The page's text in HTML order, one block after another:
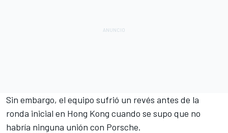
Sin embargo, el equipo sufrió un revés antes de la
ronda inicial en Hong Kong cuando se supo que no
habría ninguna unión con Porsche.